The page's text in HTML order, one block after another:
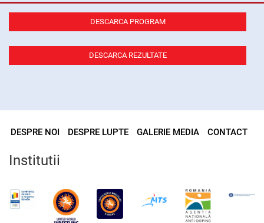
DESCARCA PROGRAM
DESCARCA REZULTATE
DESPRE NOI DESPRE LUPTE GALERIE MEDIA CONTACT
Institutii